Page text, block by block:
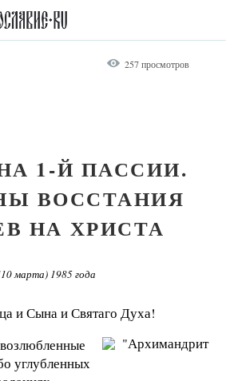
257 просмотров
1-Й ПАССИИ.
ВОССТАНИЯ
НА ХРИСТА
марта) 1985 года
и Сына и Святаго Духа!
углубленных